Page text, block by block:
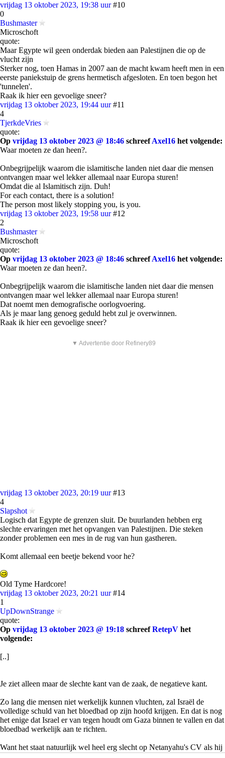
vrijdag 13 oktober 2023, 19:38 uur #10
0
Bushmaster
Microschoft
quote:
Maar Egypte wil geen onderdak bieden aan Palestijnen die op de
vlucht zijn
Sterker nog, toen Hamas in 2007 aan de macht kwam heeft men in een
eerste paniekstuip de grens hermetisch afgesloten. En toen begon het
'tunnelen'.
Raak ik hier een gevoelige sneer?
vrijdag 13 oktober 2023, 19:44 uur #11
4
TjerkdeVries
quote:
Op vrijdag 13 oktober 2023 @ 18:46 schreefAxel16 het volgende:
Waar moeten ze dan heen?.
Onbegrijpelijk waarom die islamitische landen niet daar die mensen
ontvangen maar wel lekker allemaal naar Europa sturen!
Omdat die al Islamitisch zijn. Duh!
For each contact, there is a solution!
The person most likely stopping you, is you.
vrijdag 13 oktober 2023, 19:58 uur #12
2
Bushmaster
Microschoft
quote:
Op vrijdag 13 oktober 2023 @ 18:46 schreefAxel16 het volgende:
Waar moeten ze dan heen?.
Onbegrijpelijk waarom die islamitische landen niet daar die mensen
ontvangen maar wel lekker allemaal naar Europa sturen!
Dat noemt men demografische oorlogvoering.
Als je maar lang genoeg geduld hebt zul je overwinnen.
Raak ik hier een gevoelige sneer?
▼ Advertentie door Refinery89
vrijdag 13 oktober 2023, 20:19 uur #13
4
Slapshot
Logisch dat Egypte de grenzen sluit. De buurlanden hebben erg
slechte ervaringen met het opvangen van Palestijnen. Die steken
zonder problemen een mes in de rug van hun gastheren.
Komt allemaal een beetje bekend voor he?
Old Tyme Hardcore!
vrijdag 13 oktober 2023, 20:21 uur #14
1
UpDownStrange
quote:
Op vrijdag 13 oktober 2023 @ 19:18 schreefRetepV het
volgende:
[..]
Je ziet alleen maar de slechte kant van de zaak, de negatieve kant.
Zo lang die mensen niet werkelijk kunnen vluchten, zal Israël de
volledige schuld van het bloedbad op zijn hoofd krijgen. En dat is nog
het enige dat Israel er van tegen houdt om Gaza binnen te vallen en dat
bloedbad werkelijk aan te richten.
Want het staat natuurlijk wel heel erg slecht op Netanyahu's CV als hij